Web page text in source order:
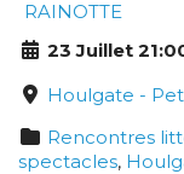
23 Juillet
Houlgate -
Rencontres
spectacles,